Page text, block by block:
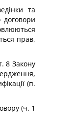
та
прав,
8 Закону
(п.
(ч. 1